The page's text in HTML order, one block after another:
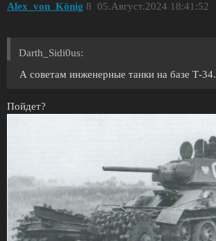
Alex_von_König 05.Август.2024 18:41:52
8
Darth_Sidi0us:
А советам инженерные танки на базе Т-34.
Пойдет?